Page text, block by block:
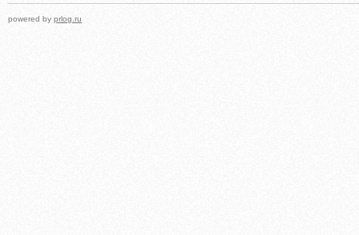
powered by prlog.ru